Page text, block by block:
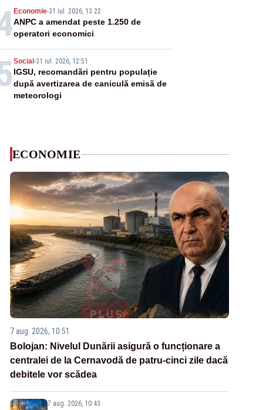
Economie-31 iul. 2026, 13:22
ANPC a amendat peste 1.250 de
operatori economici
Social -31 iul. 2026, 12:51
IGSU, recomandări pentru populație
după avertizarea de caniculă emisă de
meteorologi
ECONOMIE
7 aug. 2026, 10:51
Bolojan: Nivelul Dunării asigură o funcționare a
centralei de la Cernavodă de patru-cinci zile dacă
debitele vor scădea
7 aug. 2026, 10:43